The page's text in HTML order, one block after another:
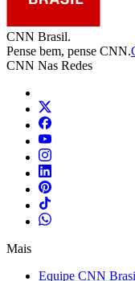
CNN Brasil.
Pense bem, pense CNN.
CNN Nas Redes
Mais
Equipe CNN